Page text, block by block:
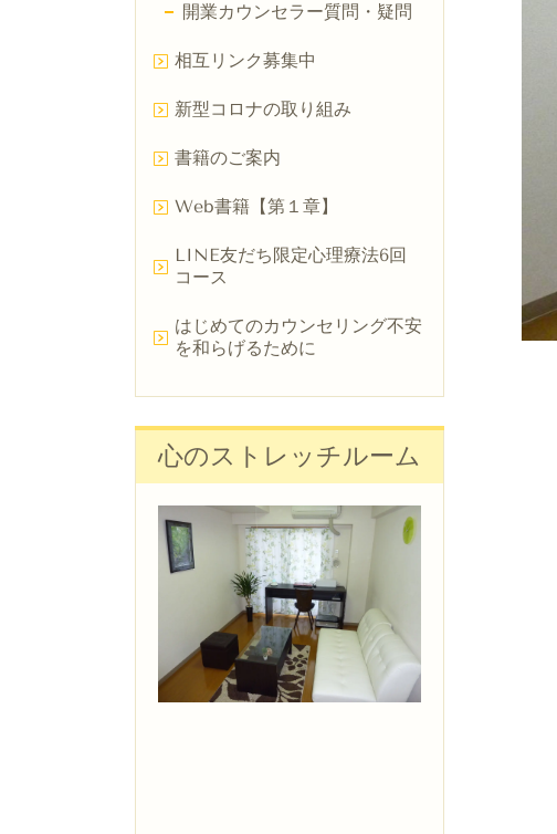
開業カウンセラー質問・疑問
相互リンク募集中
新型コロナの取り組み
書籍のご案内
Web書籍【第１章】
LINE友だち限定心理療法6回
コース
はじめてのカウンセリング不安
を和らげるために
心のストレッチルーム